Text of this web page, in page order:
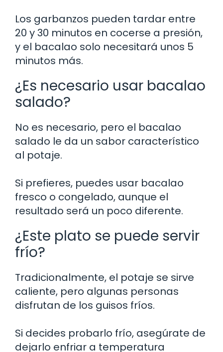
Los garbanzos pueden tardar entre
20 y 30 minutos en cocerse a presión,
y el bacalao solo necesitará unos 5
minutos más.
¿Es necesario usar bacalao
salado?
No es necesario, pero el bacalao
salado le da un sabor característico
al potaje.
Si prefieres, puedes usar bacalao
fresco o congelado, aunque el
resultado será un poco diferente.
¿Este plato se puede servir
frío?
Tradicionalmente, el potaje se sirve
caliente, pero algunas personas
disfrutan de los guisos fríos.
Si decides probarlo frío, asegúrate de
dejarlo enfriar a temperatura